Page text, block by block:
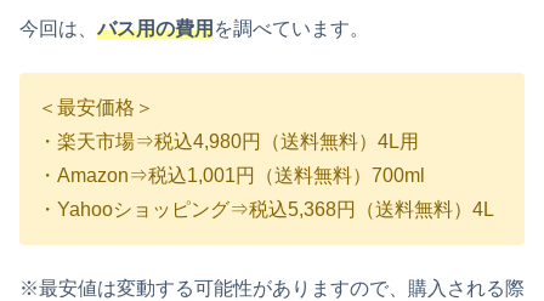
今回は、バス用の費用を調べています。
＜最安価格＞
・楽天市場⇒税込4,980円（送料無料）4L用
・Amazon⇒税込1,001円（送料無料）700ml
・Yahooショッピング⇒税込5,368円（送料無料）4L
※最安値は変動する可能性がありますので、購入される際